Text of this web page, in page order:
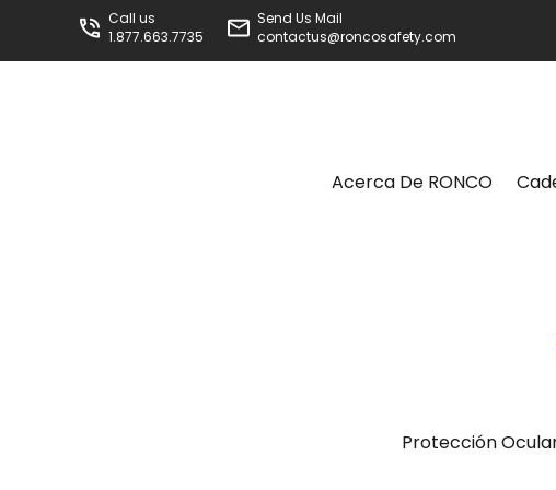
Call us
1.877.663.7735
Send Us Mail
contactus@roncosafety.com
Acerca De RONCO
Protección